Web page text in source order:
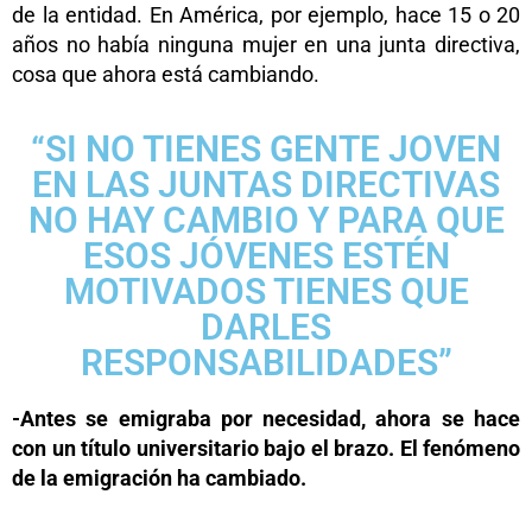
de la entidad. En América, por ejemplo, hace 15 o 20
años no había ninguna mujer en una junta directiva,
cosa que ahora está cambiando.
“SI NO TIENES GENTE JOVEN
EN LAS JUNTAS DIRECTIVAS
NO HAY CAMBIO Y PARA QUE
ESOS JÓVENES ESTÉN
MOTIVADOS TIENES QUE
DARLES
RESPONSABILIDADES”
-Antes se emigraba por necesidad, ahora se hace
con un título universitario bajo el brazo. El fenómeno
de la emigración ha cambiado.